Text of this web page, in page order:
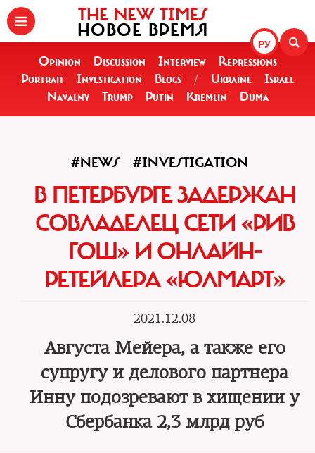
РУ
THE NEW TIMES
НОВОЕ ВРЕМЯ
Opinion Discussion Interview
Repressions
Portrait
Investigation Blogs / Ukraine
Israel
Navalny
Trump Putin Kremlin Duma
#NEWS #INVESTIGATION
В ПЕТЕРБУРГЕ ЗАДЕРЖАН
СОВЛАДЕЛЕЦ СЕТИ «РИВ
ГОШ» И ОНЛАЙН-
РЕТЕЙЛЕРА «ЮЛМАРТ»
2021.12.08
Августа Мейера, а также его
супругу и делового партнера
Инну подозревают в хищении у
Сбербанка 2,3 млрд руб